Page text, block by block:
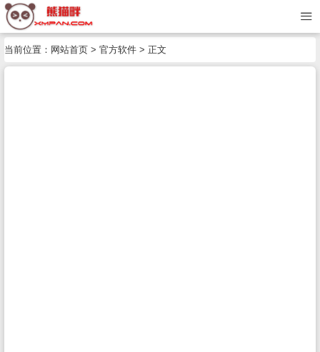
当前位置： 网站首页 > 官方软件 > 正文